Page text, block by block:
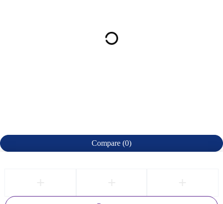
Compare (0)